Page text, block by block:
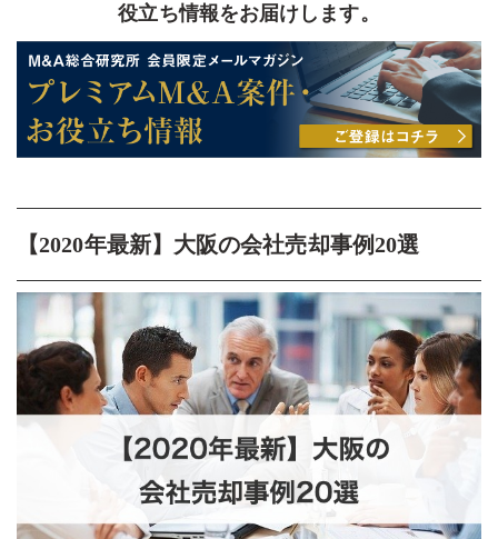
役立ち情報をお届けします。
【2020年最新】大阪の会社売却事例20選